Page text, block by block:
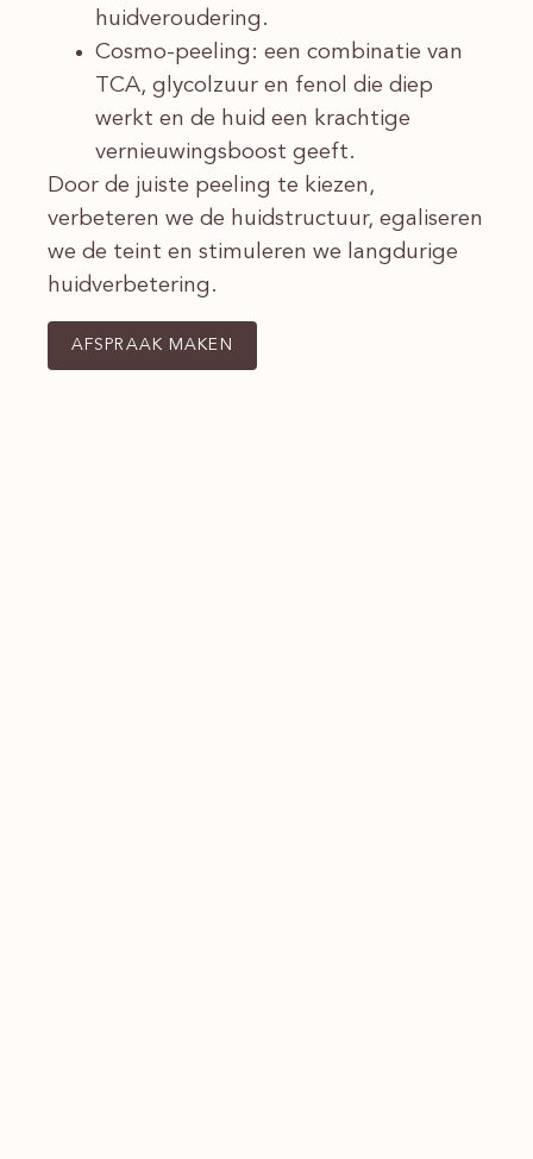
huidveroudering.
Cosmo-peeling: een combinatie van
TCA, glycolzuur en fenol die diep
werkt en de huid een krachtige
vernieuwingsboost geeft.
Door de juiste peeling te kiezen,
verbeteren we de huidstructuur, egaliseren
we de teint en stimuleren we langdurige
huidverbetering.
AFSPRAAK MAKEN